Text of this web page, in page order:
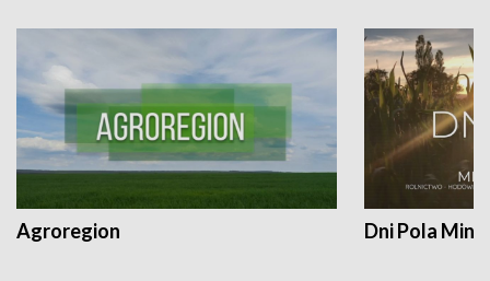
Agroregion Dni Pola